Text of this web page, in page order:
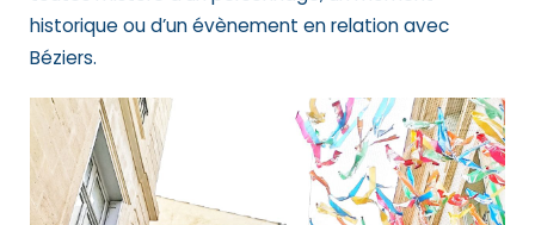
historique ou d’un évènement en relation avec
Béziers.